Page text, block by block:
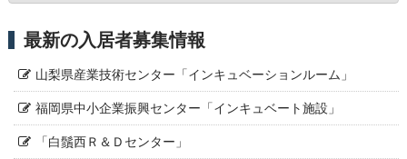
最新の入居者募集情報
山梨県産業技術センター「インキュベーションルーム」
福岡県中小企業振興センター「インキュベート施設」
「白鬚西Ｒ＆Ｄセンター」